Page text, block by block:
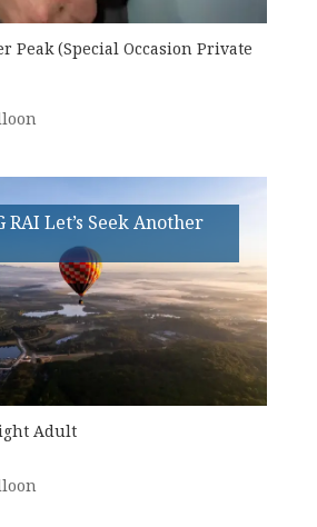
Peak (Special Occasion Private
RAI Let’s Seek Another
Adult